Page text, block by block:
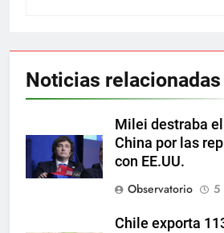
Noticias relacionadas
Milei destraba
China por las
con EE.UU.
Observatorio
5
Chile exporta